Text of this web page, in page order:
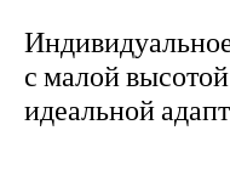
с малой
идеальной